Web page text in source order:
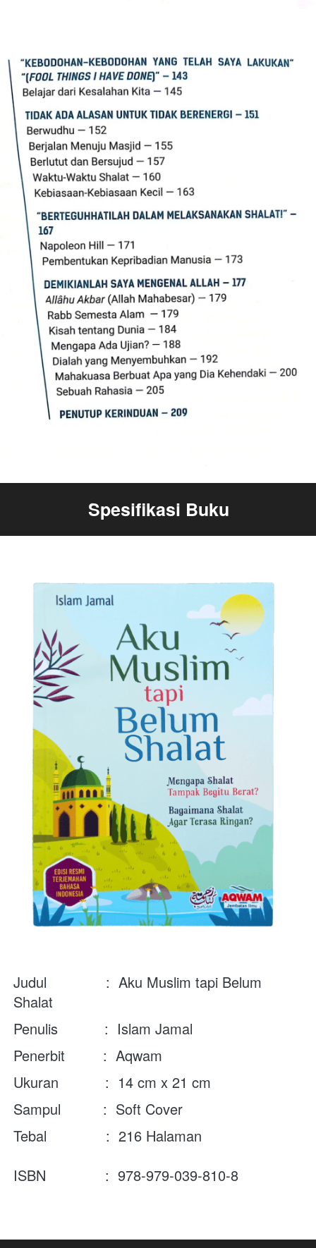
Spesifikasi Buku
Judul              :  Aku Muslim tapi Belum
Shalat
Penulis           :  Islam Jamal
Penerbit         :  Aqwam
Ukuran           :  14 cm x 21 cm
Sampul          :  Soft Cover
Tebal              :  216 Halaman
ISBN              :  978-979-039-810-8